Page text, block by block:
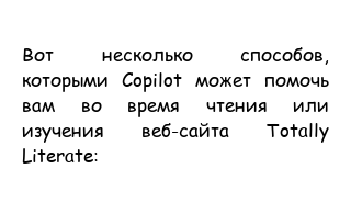
Вот несколько способов,
которыми Copilot может помочь
вам во время чтения или
изучения веб-сайта Totally
Literate: